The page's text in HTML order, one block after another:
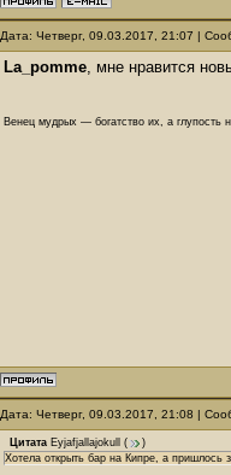
Дата: Четверг, 09.03.2017, 21:07 |
La_pomme, мне нравится
Венец мудрых — богатство их, а глупость
Дата: Четверг, 09.03.2017, 21:08 |
Цитата Eyjafjallajokull (
)
Хотела открыть бар на Кипре, а пришлось